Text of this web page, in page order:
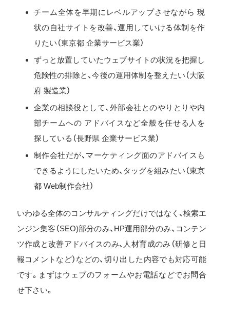
チーム全体を早期にレベルアップさせながら 現
状の自社サイトを改善、運用していける体制を作
りたい（東京都 企業サービス業）
ずっと放置していたウェブサイトの状況を把握し
危険性の排除と、今後の運用体制を整えたい（大阪
府 製造業）
企業の相談役として、外部会社とのやりとりや内
部チームへの アドバイスなど全般を任せる人を
探している（長野県 企業サービス業）
制作会社だが、マーケティング面のアドバイスも
できるようにしたいため、タッグを組みたい（東京
都 Web制作会社）
いわゆる全体のコンサルティングだけではなく、検索エ
ンジン集客（SEO)部分のみ、HP運用部分のみ、コンテン
ツ作成と改善アドバイスのみ、人材育成のみ（研修と日
報コメントなど）などの、切り出した内容でも対応可能
です。まずはウェブのフォームやお電話などでお問合
せ下さい。